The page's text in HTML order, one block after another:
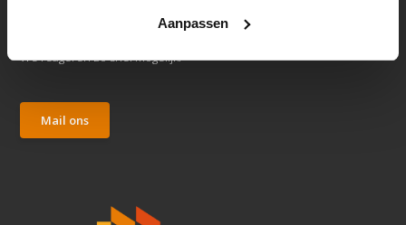
Aanpassen
We reageren zo snel mogelijk.
Mail ons